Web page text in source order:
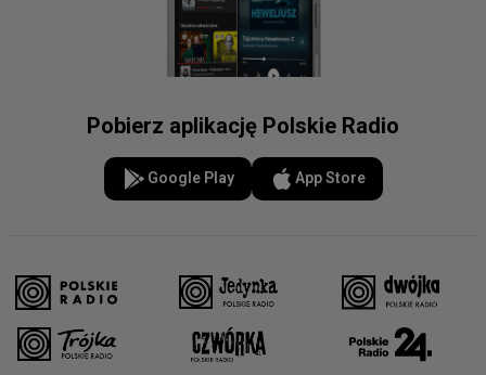
Pobierz aplikację Polskie Radio
Google Play App Store